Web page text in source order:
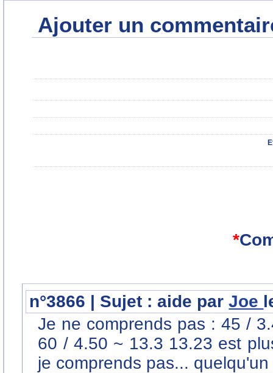
Ajouter un
*
n°3866 | Sujet : aide parJoe
Je ne comprends pas : 45 /
60 / 4.50 ~ 13.3 13.23 est
je comprends pas...